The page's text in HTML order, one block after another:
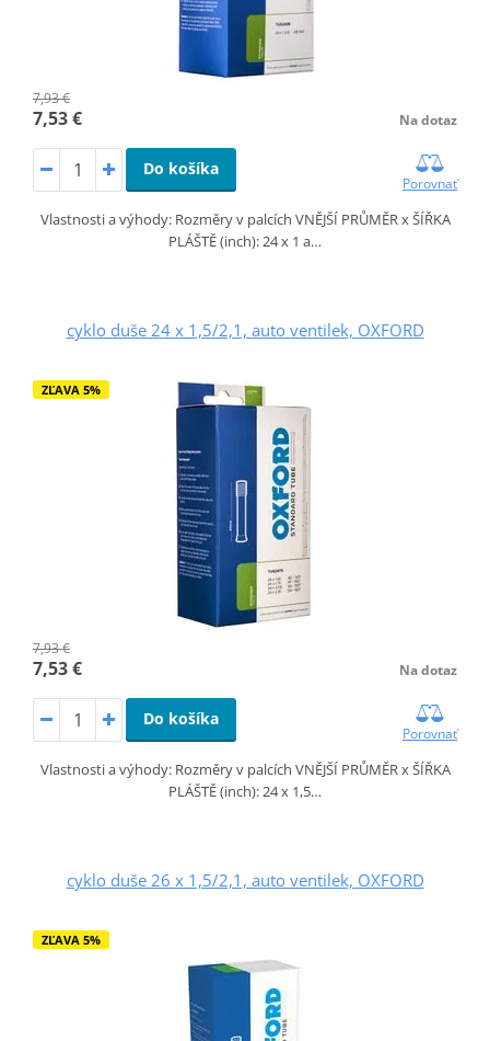
7,93 €
7,53 € Na dotaz
Do košíka
Porovnať
Vlastnosti a výhody: Rozměry v palcích VNĚJŠÍ PRŮMĚR x ŠÍŘKA
PLÁŠTĚ (inch): 24 x 1 a…
cyklo duše 24 x 1,5/2,1, auto ventilek, OXFORD
ZĽAVA 5%
7,93 €
7,53 € Na dotaz
Do košíka
Porovnať
Vlastnosti a výhody: Rozměry v palcích VNĚJŠÍ PRŮMĚR x ŠÍŘKA
PLÁŠTĚ (inch): 24 x 1,5…
cyklo duše 26 x 1,5/2,1, auto ventilek, OXFORD
ZĽAVA 5%